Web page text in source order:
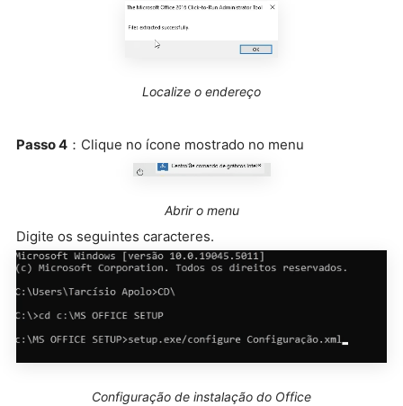
Localize o endereço
Passo 4 ：Clique no ícone mostrado no menu
Abrir o menu
Digite os seguintes caracteres.
Configuração de instalação do Office